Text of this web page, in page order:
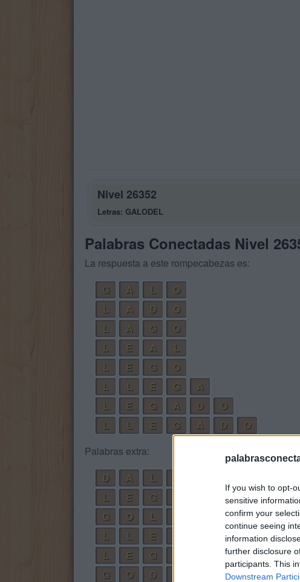
If you wish to opt-
sensitive
confirm your
continue seeing
information
further disclosure
participants. This
Downstream
Nivel 26352
Letras: GALODEL
Palabras Conectadas Nivel
La respuesta a este rompecabezas es:
G
A L
O
L
A D
O
L
A G
O
L
E A
L
L
E G
O
L
L E G
A
L
E G A D
O
L
L E G A D
O
Palabras extra:
D
A L
L
E G
G
O L
L
L E
L
E G
G
O D